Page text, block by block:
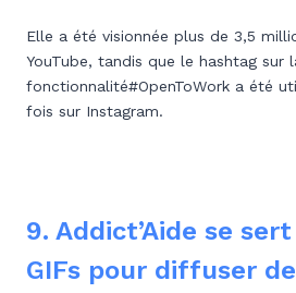
Elle a été visionnée plus de 3,5
YouTube, tandis que le hashtag sur
fonctionnalité#OpenToWork a été
fois sur Instagram.
9. Addict’Aide se
GIFs pour diffuser